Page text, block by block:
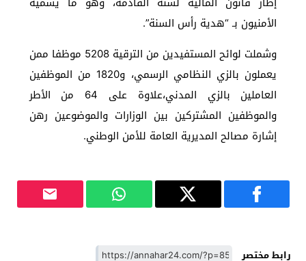
الأمنيون بـ “هدية رأس السنة”.
وشملت لوائح المستفيدين من الترقية 5208 موظفا ممن
يعملون بالزي النظامي الرسمي، و1820 من الموظفين
العاملين بالزي المدني،علاوة على 64 من الأطر
والموظفين المشتركين بين الوزارات والموضوعين رهن
إشارة مصالح المديرية العامة للأمن الوطني.
رابط مختصر